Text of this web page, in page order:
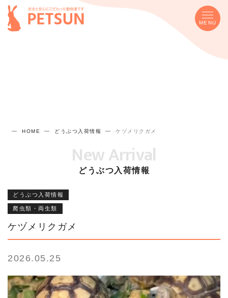
MENU
HOME どうぶつ入荷情報 ケヅメリクガメ
New Arrival
どうぶつ入荷情報
どうぶつ入荷情報
爬虫類・両生類
ケヅメリクガメ
2026.05.25